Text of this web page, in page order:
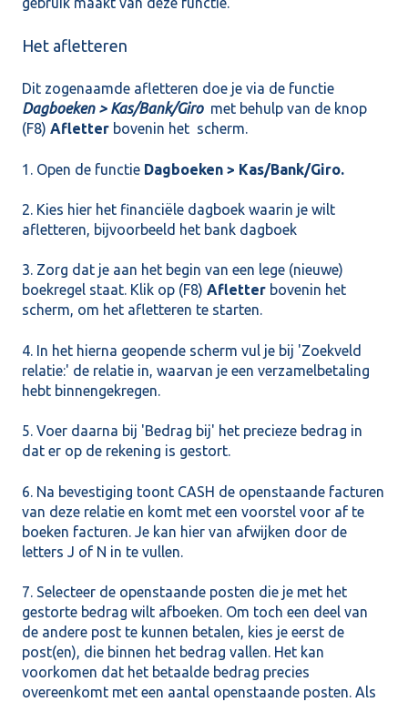
Het afletteren
Dit zogenaamde afletteren doe je via de functie
Dagboeken > Kas/Bank/Giromet behulp van de knop
(F8) Afletter bovenin het scherm.
1. Open de functie Dagboeken > Kas/Bank/Giro.
2. Kies hier het financiële dagboek waarin je wilt
afletteren, bijvoorbeeld het bank dagboek
3. Zorg dat je aan het begin van een lege (nieuwe)
boekregel staat. Klik op (F8) Afletter bovenin het
scherm, om het afletteren te starten.
4. In het hierna geopende scherm vul je bij 'Zoekveld
relatie:' de relatie in, waarvan je een verzamelbetaling
hebt binnengekregen.
5. Voer daarna bij 'Bedrag bij' het precieze bedrag in
dat er op de rekening is gestort.
6. Na bevestiging toont CASH de openstaande facturen
van deze relatie en komt met een voorstel voor af te
boeken facturen. Je kan hier van afwijken door de
letters J of N in te vullen.
7. Selecteer de openstaande posten die je met het
gestorte bedrag wilt afboeken. Om toch een deel van
de andere post te kunnen betalen, kies je eerst de
post(en), die binnen het bedrag vallen. Het kan
voorkomen dat het betaalde bedrag precies
overeenkomt met een aantal openstaande posten. Als